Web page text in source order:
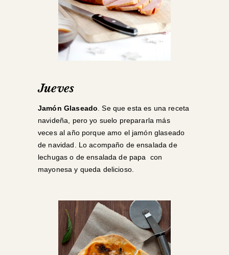
Jueves
Jamón Glaseado . Se que esta es una receta
navideña, pero yo suelo prepararla más
veces al año porque amo el jamón glaseado
de navidad. Lo acompaño de ensalada de
lechugas o de ensalada de papa con
mayonesa y queda delicioso.